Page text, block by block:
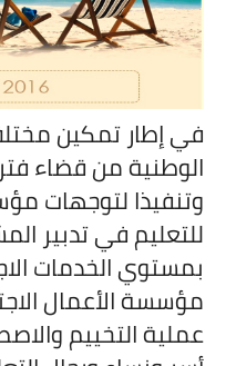
في إطار تمكين
الوطنية من قضاء
وتنفيذا لتوجهات
للتعليم في تدبير
بمستوي الخدمات
مؤسسة الأعمال